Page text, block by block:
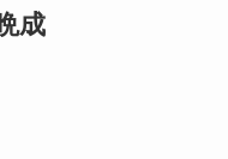
成